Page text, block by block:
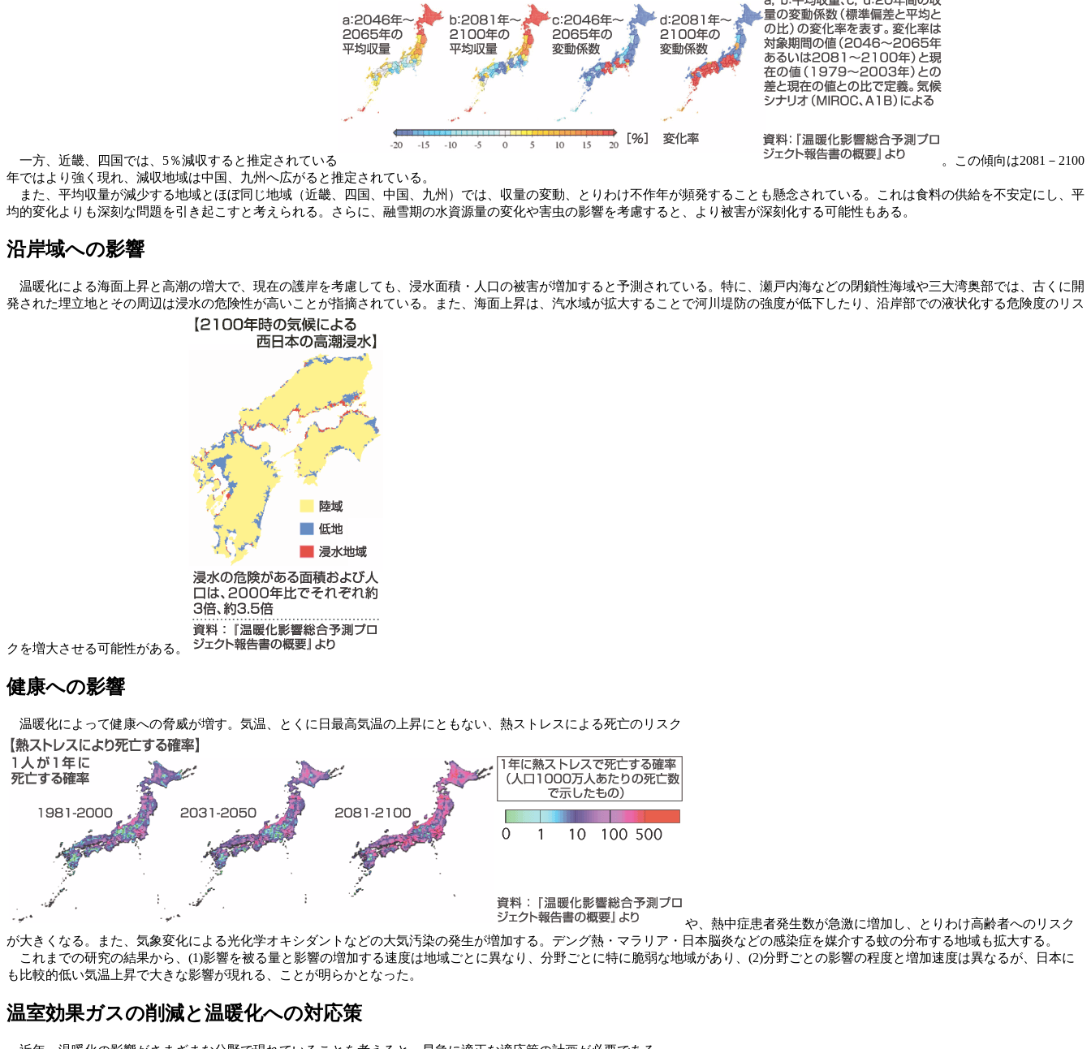
一方、近畿、四国では、5％減収すると推定されている
。この傾向は2081－2100
年ではより強く現れ、減収地域は中国、九州へ広がると推定されている。
また、平均収量が減少する地域とほぼ同じ地域（近畿、四国、中国、九州）では、収量の変動、とりわけ不作年が頻発することも懸念されている。これは食料の供給を不安定にし、平
均的変化よりも深刻な問題を引き起こすと考えられる。さらに、融雪期の水資源量の変化や害虫の影響を考慮すると、より被害が深刻化する可能性もある。
沿岸域への影響
温暖化による海面上昇と高潮の増大で、現在の護岸を考慮しても、浸水面積・人口の被害が増加すると予測されている。特に、瀬戸内海などの閉鎖性海域や三大湾奥部では、古くに開
発された埋立地とその周辺は浸水の危険性が高いことが指摘されている。また、海面上昇は、汽水域が拡大することで河川堤防の強度が低下したり、沿岸部での液状化する危険度のリス
クを増大させる可能性がある。
健康への影響
温暖化によって健康への脅威が増す。気温、とくに日最高気温の上昇にともない、熱ストレスによる死亡のリスク
や、熱中症患者発生数が急激に増加し、とりわけ高齢者へのリスク
が大きくなる。また、気象変化による光化学オキシダントなどの大気汚染の発生が増加する。デング熱・マラリア・日本脳炎などの感染症を媒介する蚊の分布する地域も拡大する。
これまでの研究の結果から、(1)影響を被る量と影響の増加する速度は地域ごとに異なり、分野ごとに特に脆弱な地域があり、(2)分野ごとの影響の程度と増加速度は異なるが、日本に
も比較的低い気温上昇で大きな影響が現れる、ことが明らかとなった。
温室効果ガスの削減と温暖化への対応策